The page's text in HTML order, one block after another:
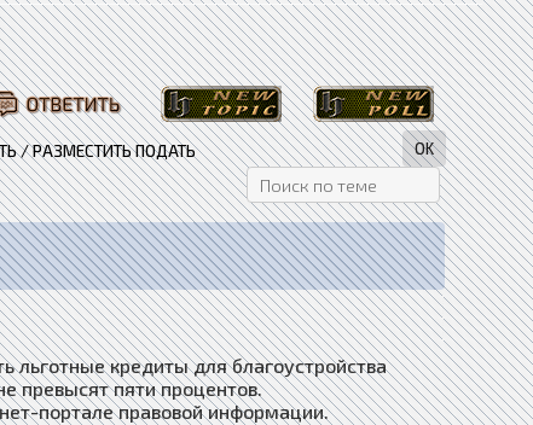
/ РАЗМЕСТИТЬ ПОДАТЬ
льготные кредиты для благоустройства
превысят пяти процентов.
портале правовой информации.